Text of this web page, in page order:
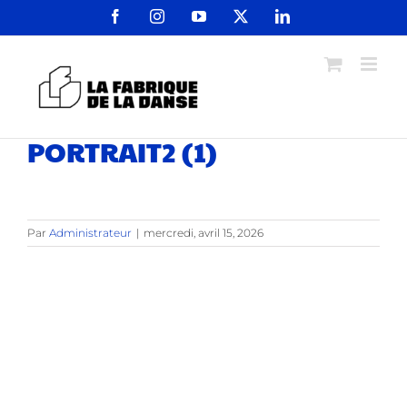
FacebookInstagramYouTube LinkedIn
PORTRAIT2 (1)
Par Administrateur | mercredi, avril 15, 2026